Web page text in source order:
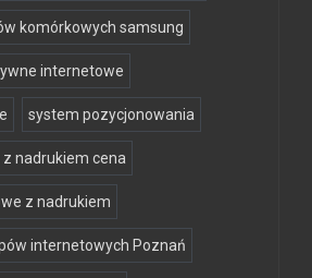
komórkowych samsung
internetowe
system pozycjonowania
nadrukiem cena
z nadrukiem
internetowych Poznań